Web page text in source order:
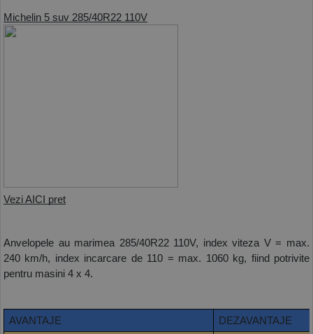
Michelin 5 suv 285/40R22 110V
Vezi AICI pret
Anvelopele au marimea 285/40R22 110V, index viteza V = max.
240 km/h, index incarcare de 110 = max. 1060 kg, fiind potrivite
pentru masini 4 x 4.
AVANTAJE DEZAVANTAJE